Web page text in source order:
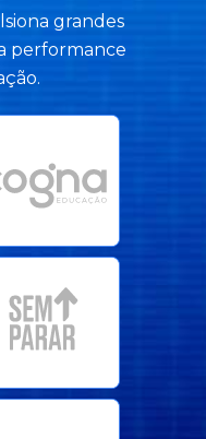
grandes
performance